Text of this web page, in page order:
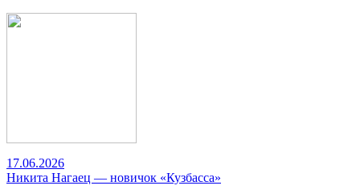
17.06.2026
Никита Нагаец — новичок «Кузбасса»